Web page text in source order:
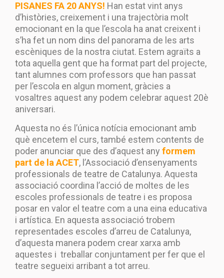
PISANES FA 20 ANYS! Han estat vint anys
d’històries, creixement i una trajectòria molt
emocionant en la que l’escola ha anat creixent i
s’ha fet un nom dins del panorama de les arts
escèniques de la nostra ciutat. Estem agraïts a
tota aquella gent que ha format part del projecte,
tant alumnes com professors que han passat
per l’escola en algun moment, gràcies a
vosaltres aquest any podem celebrar aquest 20è
aniversari.
Aquesta no és l’única notícia emocionant amb
què encetem el curs, també estem contents de
poder anunciar que des d’aquest any formem
part de la ACET, l’Associació d’ensenyaments
professionals de teatre de Catalunya. Aquesta
associació coordina l’acció de moltes de les
escoles professionals de teatre i es proposa
posar en valor el teatre com a una eina educativa
i artística. En aquesta associació trobem
representades escoles d’arreu de Catalunya,
d’aquesta manera podem crear xarxa amb
aquestes i treballar conjuntament per fer que el
teatre segueixi arribant a tot arreu.